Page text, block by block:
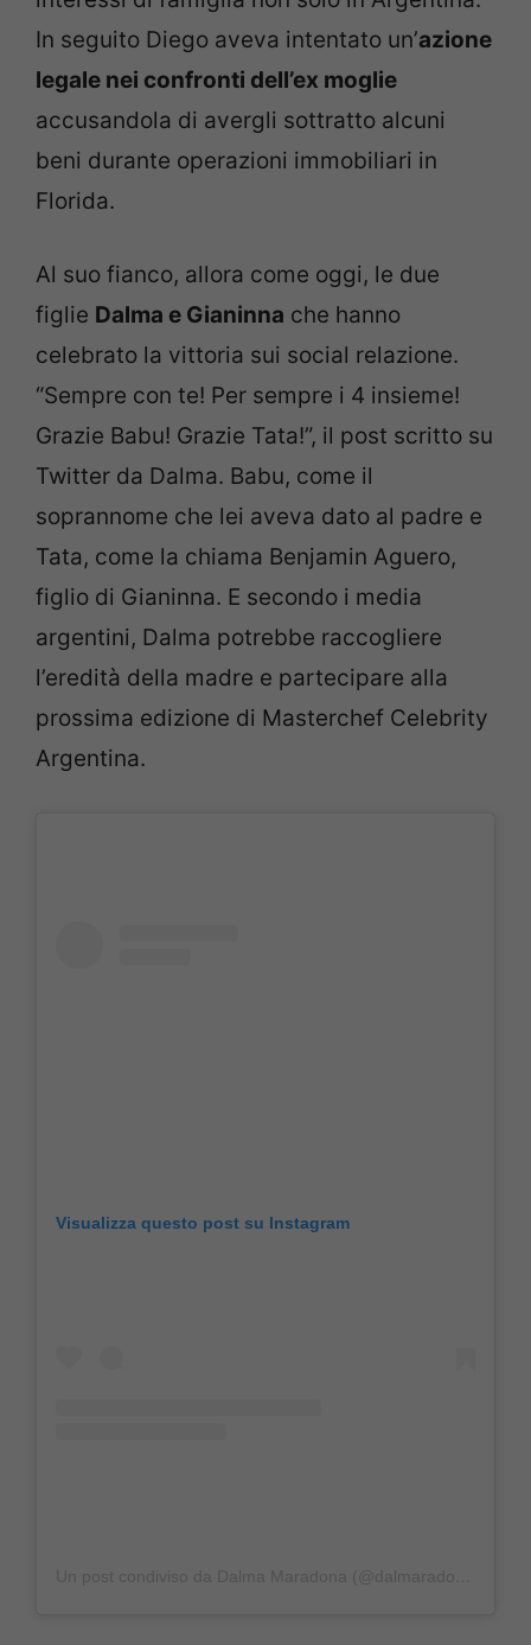
In seguito Diego aveva intentato un’azione
legale nei confronti dell’ex moglie
accusandola di avergli sottratto alcuni
beni durante operazioni immobiliari in
Florida.
Al suo fianco, allora come oggi, le due
figlie Dalma e Gianinna che hanno
celebrato la vittoria sui social relazione.
“Sempre con te! Per sempre i 4 insieme!
Grazie Babu! Grazie Tata!”, il post scritto su
Twitter da Dalma. Babu, come il
soprannome che lei aveva dato al padre e
Tata, come la chiama Benjamin Aguero,
figlio di Gianinna. E secondo i media
argentini, Dalma potrebbe raccogliere
l’eredità della madre e partecipare alla
prossima edizione di Masterchef Celebrity
Argentina.
Visualizza questo post su Instagram